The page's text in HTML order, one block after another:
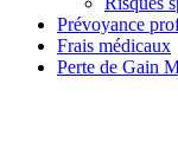
Prévoyance
Frais médicaux
Perte de Gain